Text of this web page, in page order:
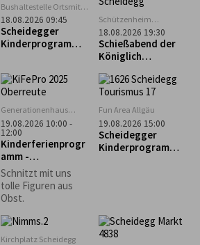
Bushaltestelle Ortsmitte
Scheidegg
18.08.2026 09:45
Scheidegger
Kinderprogramm:
zum Biolandhof
Heim in Scheffau
Schützenheim
Scheidegg
(ehem. Lokschuppen)
18.08.2026 19:30
Schießabend der
Königlich
Schützengesellsch
aft Scheidegg
Generationenhaus
Oberreute
19.08.2026 10:00 -
12:00
Kinderferienprogr
amm -
Obstschnitzen-
AUSGEBUCHT!!!
Schnitzt mit uns
tolle Figuren aus
Obst.
Fun Area Allgäu
19.08.2026 15:00
Scheidegger
Kinderprogramm:
Kirchplatz Scheidegg